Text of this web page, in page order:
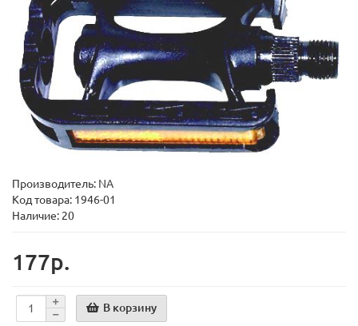
Производитель: NA
Код товара: 1946-01
Наличие: 20
177р.
В корзину